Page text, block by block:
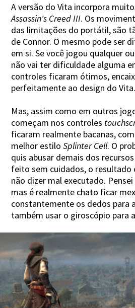
A versão do Vita incorpora
Assassin's Creed III. Os
das limitações do portátil, são
de Connor. O mesmo pode ser
em si. Se você jogou qualquer
não vai ter dificuldade alguma
controles ficaram ótimos,
perfeitamente ao design do Vita.
Mas, assim como em outros
começam nos controles
ficaram realmente bacanas,
melhor estiloSplinter Cell. O
quis abusar demais dos
feito sem cuidados, o resultado
não dizer mal executado.
mas é realmente chato ficar
constantemente os dedos para
também usar o giroscópio para